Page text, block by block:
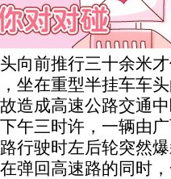
向前推行三十余米
坐在重型半挂车车
造成高速公路交通
三时许，一辆由广
行驶时左后轮突然
弹回高速路的同时